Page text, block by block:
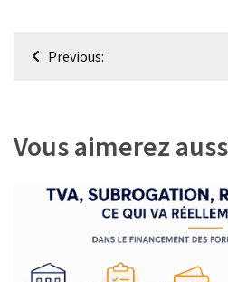
Navigation
Previous:
Vous aimerez